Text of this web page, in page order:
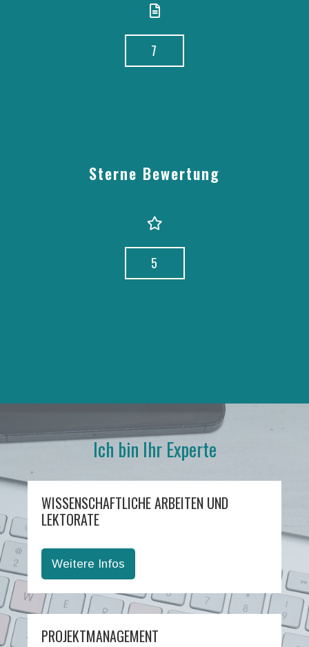
7
Sterne Bewertung
5
Ich bin Ihr Experte
WISSENSCHAFTLICHE ARBEITEN UND
LEKTORATE
Weitere Infos
PROJEKTMANAGEMENT